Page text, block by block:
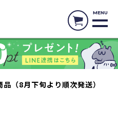
MENU
（8月下旬より順次発送）